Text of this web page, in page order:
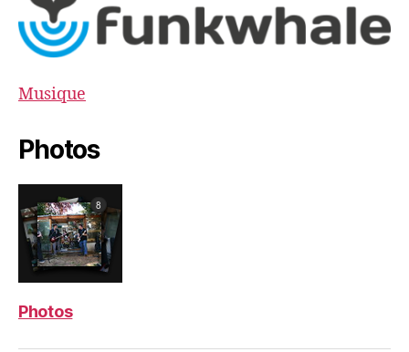
Musique
Photos
Photos